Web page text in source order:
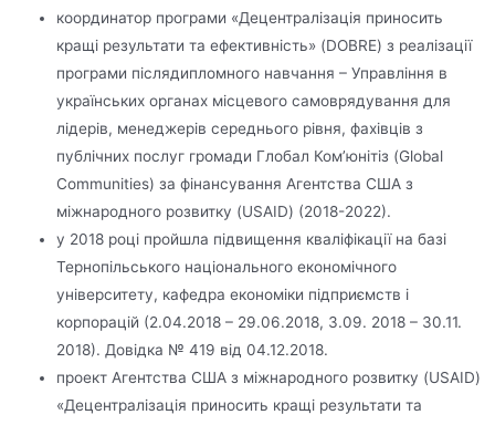
координатор програми «Децентралізація приносить
кращі результати та ефективність» (DOBRE) з реалізації
програми післядипломного навчання – Управління в
українських органах місцевого самоврядування для
лідерів, менеджерів середнього рівня, фахівців з
публічних послуг громади Глобал Ком’юнітіз (Global
Communities) за фінансування Агентства США з
міжнародного розвитку (USAID) (2018-2022).
у 2018 році пройшла підвищення кваліфікації на базі
Тернопільського національного економічного
університету, кафедра економіки підприємств і
корпорацій (2.04.2018 – 29.06.2018, 3.09. 2018 – 30.11.
2018). Довідка № 419 від 04.12.2018.
проект Агентства США з міжнародного розвитку (USAID)
«Децентралізація приносить кращі результати та